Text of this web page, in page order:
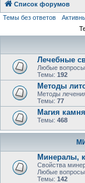
Список форумов
Темы без ответов
Лечебные
Любые
Темы: 192
Методы
Методы
Темы: 77
Магия камня
Темы: 468
Минералы,
Свойства
Любые
Темы: 142